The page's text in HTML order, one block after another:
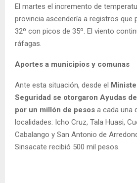
El martes el incremento de
provincia ascendería a registros que
32º con picos de 35º. El viento
ráfagas.
Aportes a municipios y comunas
Ante esta situación, desde el
Seguridad se otorgaron Ayudas
por un millón de pesos a cada una
localidades: Icho Cruz, Tala Huasi,
Cabalango y San Antonio de
Sinsacate recibió 500 mil pesos.